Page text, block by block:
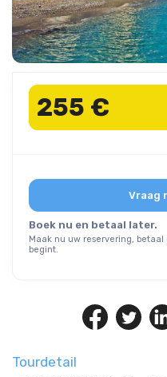
Tourdetail
255 €
Vraag
Boek nu en betaal later.
Maak nu uw reservering,
begint.